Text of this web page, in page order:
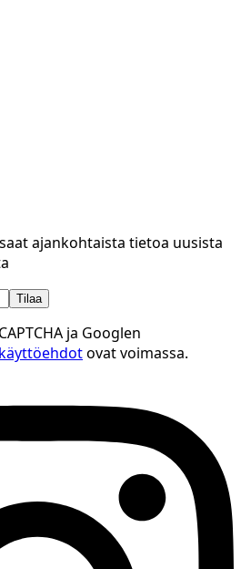
ajankohtaista tietoa uusista
Tilaa
ja Googlen
käyttöehdotovat voimassa.